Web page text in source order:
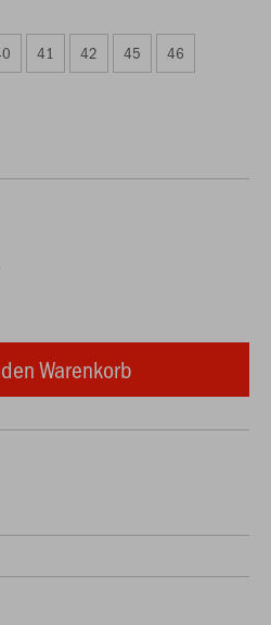
41 42 45 46
Warenkorb